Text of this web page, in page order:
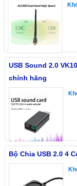
USB Sound 2.0
chính hãng
Bộ Chia USB 2.0 4